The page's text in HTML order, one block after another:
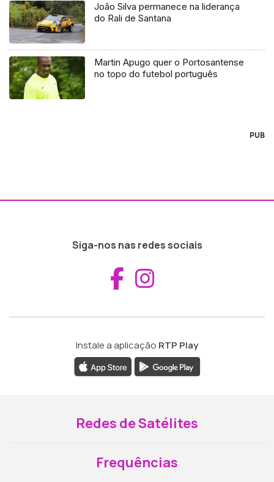
João Silva permanece na liderança
do Rali de Santana
Martin Apugo quer o Portosantense
no topo do futebol português
PUB
Siga-nos nas redes sociais
Aceder ao
Instale a aplicação RTP Play
Redes de Satélites
Frequências